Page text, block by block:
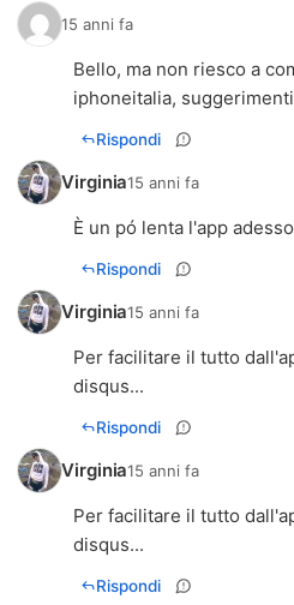
15 anni fa
Bello, ma non riesco a
iphoneitalia,
Rispondi
Virginia15 anni fa
È un pó lenta l'app
Rispondi
Virginia15 anni fa
Per facilitare il tutto
disqus...
Rispondi
Virginia15 anni fa
Per facilitare il tutto
disqus...
Rispondi